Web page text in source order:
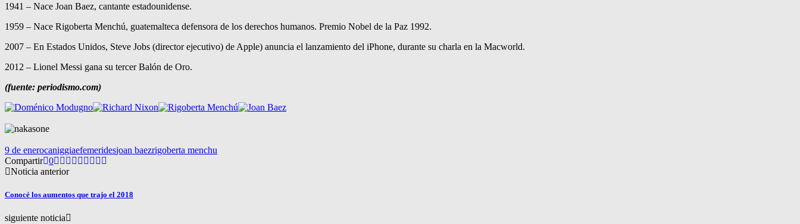
1941 – Nace Joan Baez, cantante estadounidense.
1959 – Nace Rigoberta Menchú, guatemalteca defensora de los derechos humanos. Premio Nobel de la Paz 1992.
2007 – En Estados Unidos, Steve Jobs (director ejecutivo) de Apple) anuncia el lanzamiento del iPhone, durante su charla en la Macworld.
2012 – Lionel Messi gana su tercer Balón de Oro.
(fuente: periodismo.com)
9 de enerocaniggiaefemeridesjoan baezrigoberta menchu
Compartir 0
Noticia anterior
Conocé los aumentos que trajo el 2018
siguiente noticia